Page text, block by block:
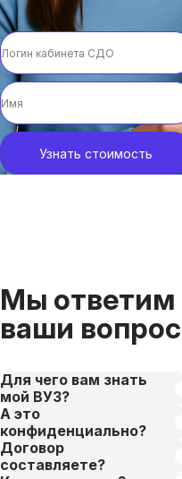
Узнать стоимость
Мы ответим
ваши
Для чего вам знать
мой ВУЗ?
А это
конфиденциально?
Договор
составляете?